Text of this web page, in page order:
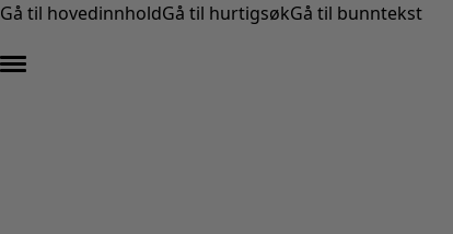
Gå til hovedinnholdGå til hurtigsøkGå til bunntekst